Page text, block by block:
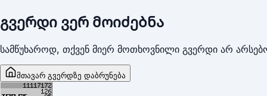
გვერდი ვერ მოიძებნა
სამწუხაროდ, თქვენ მიერ მოთხოვნილი გვერდი არ
მთავარ გვერდზე დაბრუნება